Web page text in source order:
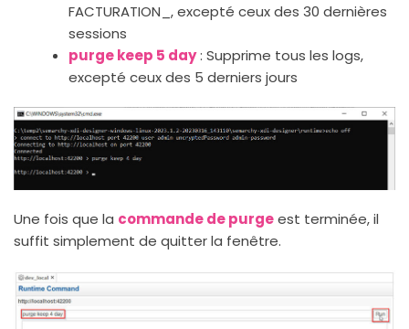
FACTURATION_, excepté ceux des 30 dernières
sessions
purge keep 5 day: Supprime tous les logs,
excepté ceux des 5 derniers jours
Une fois que la commande de purgeest terminée, il
suffit simplement de quitter la fenêtre.